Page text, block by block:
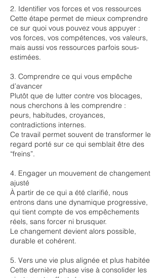
2. Identifier vos forces et vos ressources
Cette étape permet de mieux comprendre
ce sur quoi vous pouvez vous appuyer :
vos forces, vos compétences, vos valeurs,
mais aussi vos ressources parfois sous-
estimées.
3. Comprendre ce qui vous empêche
d’avancer
Plutôt que de lutter contre vos blocages,
nous cherchons à les comprendre :
peurs, habitudes, croyances,
contradictions internes.
Ce travail permet souvent de transformer le
regard porté sur ce qui semblait être des
“freins”.
4. Engager un mouvement de changement
ajusté
À partir de ce qui a été clarifié, nous
entrons dans une dynamique progressive,
qui tient compte de vos empêchements
réels, sans forcer ni brusquer.
Le changement devient alors possible,
durable et cohérent.
5. Vers une vie plus alignée et plus habitée
Cette dernière phase vise à consolider les